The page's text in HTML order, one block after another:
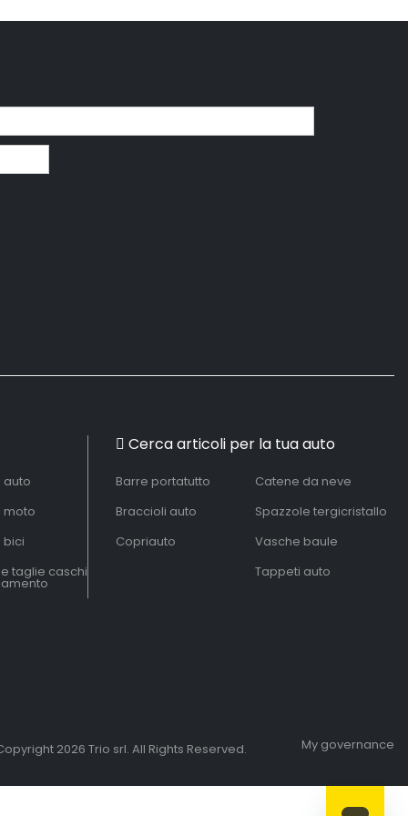
auto
moto
bici
taglie caschi
Cerca articoli per la tua auto
Barre portatutto
Braccioli auto
Copriauto
Catene da neve
Spazzole tergicristallo
Vasche baule
Tappeti auto
My governance
2026 Trio srl. All Rights Reserved.